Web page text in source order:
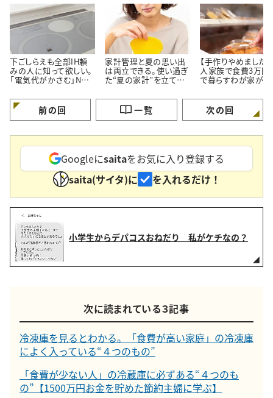
下ごしらえも全部IH頼
みの人に知って欲しい。
「電気代がかさむ」NG
家計管理と夏の思い出
は両立できる。使い過ぎ
た“夏の家計”を立て直
【手作りやめました】
人家族で食費3万円
で暮らすわが家が「
3つ」
前の回 一覧 次の回
Googleにsaitaをお気に入り登録する
saita(サイタ)に
を入れるだけ！
小学生からデパコスおねだり 私がケチなの？
次に読まれている３記事
冷凍庫を見るとわかる。「食費が高い家庭」の冷凍庫
によく入っている“４つのもの”
「食費が少ない人」の冷蔵庫に必ずある“４つのも
の”【1500万円お金を貯めた節約主婦に学ぶ】